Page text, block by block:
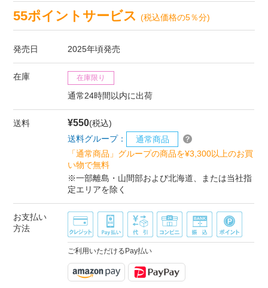
55ポイントサービス(税込価格の5％分)
発売日 2025年頃発売
在庫 在庫限り
通常24時間以内に出荷
送料 ¥550(税込)
送料グループ：
通常商品
「通常商品」グループの商品を¥3,300以上のお買
い物で無料
※一部離島・山間部および北海道、または当社指
定エリアを除く
お支払い
方法
ご利用いただけるPay払い